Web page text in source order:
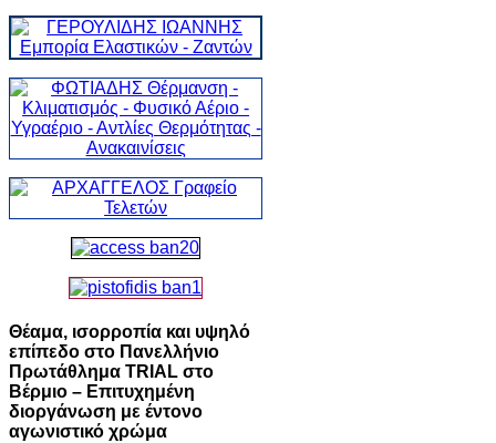
Θέαμα, ισορροπία και υψηλό
επίπεδο στο Πανελλήνιο
Πρωτάθλημα TRIAL στο
Βέρμιο – Επιτυχημένη
διοργάνωση με έντονο
αγωνιστικό χρώμα